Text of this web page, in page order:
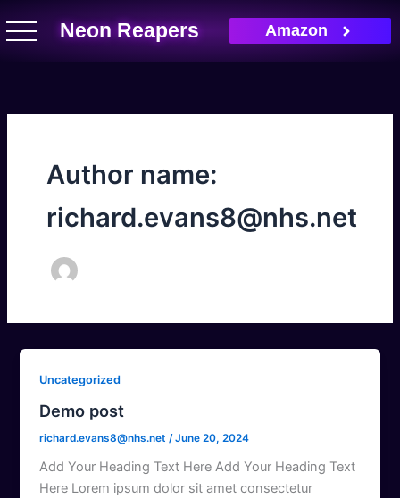
to
Neon Reapers Amazon
Author name:
richard.evans8@nhs.net
Uncategorized
Demo post
richard.evans8@nhs.net /June 20, 2024
Add Your Heading Text Here Add Your Heading Text
Here Lorem ipsum dolor sit amet consectetur